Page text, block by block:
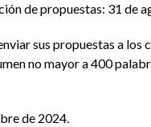
de propuestas: 31 de
sus propuestas a los
no mayor a 400
de 2024.